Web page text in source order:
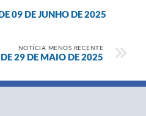
09 DE JUNHO DE 2025
NOTÍCIA MENOS RECENTE
29 DE MAIO DE 2025